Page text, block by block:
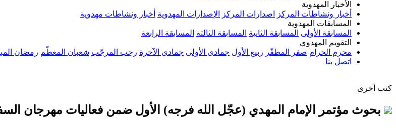
الأخبار المهدوية
أخبار ونشاطات المركز
اصدارات المركز الإصدارات المهدوية أخبار ونشاطات مهدوية
المسابقات المهدوية
المسابقة الأولى المسابقة الثانية المسابقة الثالثة المسابقة الرابعة
التقويم المهدوي
محرم الحرام صفر المظفّر ربيع الأول جمادى الأولى جمادى الآخرة رجب المرجّب شعبان المعظّم رمضان
اتصل بنا
كتب أخرى
بحوث مؤتمر الإمام المهدي (عجّل الله فرجه) الأول ضمن فعاليات مهرجان